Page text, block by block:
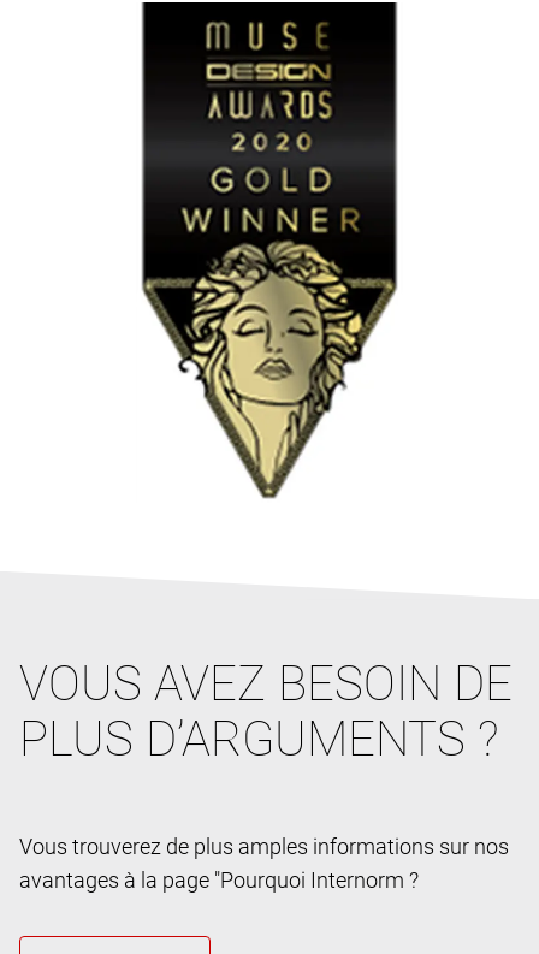
VOUS AVEZ BESOIN DE
PLUS D’ARGUMENTS ?
Vous trouverez de plus amples informations sur nos
avantages à la page "Pourquoi Internorm ?